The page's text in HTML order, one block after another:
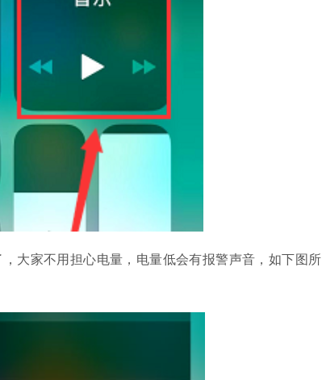
大家不用担心电量，电量低会有报警声音，如下图所